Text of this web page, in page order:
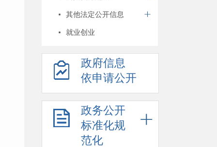
其他法定公开信息
就业创业
政府信息
依申请公开
政务公开
标准化规
范化